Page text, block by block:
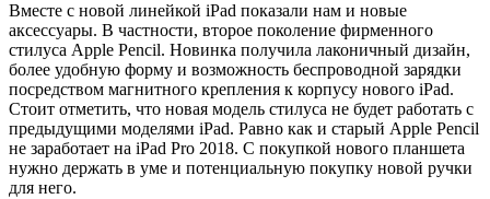
Вместе с новой линейкой iPad показали нам и новые
аксессуары. В частности, второе поколение фирменного
стилуса Apple Pencil. Новинка получила лаконичный дизайн,
более удобную форму и возможность беспроводной зарядки
посредством магнитного крепления к корпусу нового iPad.
Стоит отметить, что новая модель стилуса не будет работать с
предыдущими моделями iPad. Равно как и старый Apple Pencil
не заработает на iPad Pro 2018. С покупкой нового планшета
нужно держать в уме и потенциальную покупку новой ручки
для него.